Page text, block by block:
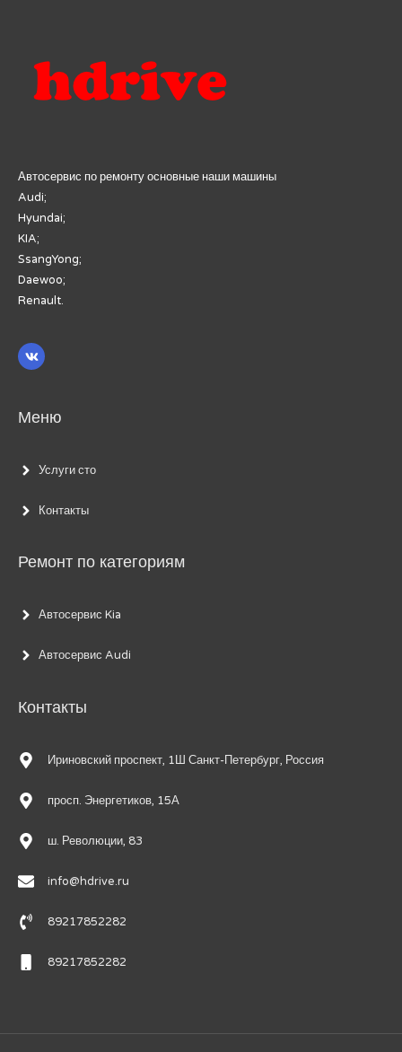
Автосервис по ремонту основные наши машины
Audi;
Hyundai;
KIA;
SsangYong;
Daewoo;
Renault.
Меню
Услуги сто
Контакты
Ремонт по категориям
Автосервис Kia
Автосервис Audi
Контакты
Ириновский проспект, 1Ш Санкт-Петербург, Россия
просп. Энергетиков, 15А
ш. Революции, 83
info@hdrive.ru
89217852282
89217852282